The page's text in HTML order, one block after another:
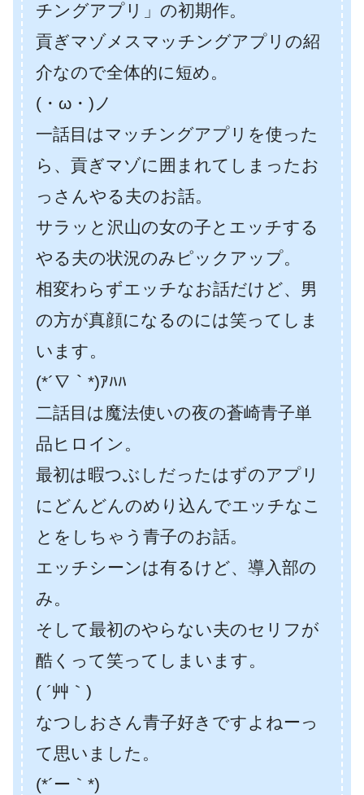
チングアプリ」の初期作。
貢ぎマゾメスマッチングアプリの紹
介なので全体的に短め。
(・ω・)ノ
一話目はマッチングアプリを使った
ら、貢ぎマゾに囲まれてしまったお
っさんやる夫のお話。
サラッと沢山の女の子とエッチする
やる夫の状況のみピックアップ。
相変わらずエッチなお話だけど、男
の方が真顔になるのには笑ってしま
います。
(*´∇｀*)ｱﾊﾊ
二話目は魔法使いの夜の蒼崎青子単
品ヒロイン。
最初は暇つぶしだったはずのアプリ
にどんどんのめり込んでエッチなこ
とをしちゃう青子のお話。
エッチシーンは有るけど、導入部の
み。
そして最初のやらない夫のセリフが
酷くって笑ってしまいます。
( ´艸｀)
なつしおさん青子好きですよねーっ
て思いました。
(*´ー｀*)